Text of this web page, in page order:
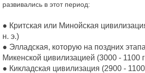
развивались в этот период:
● Критская или Минойская
н. э.)
● Элладская, которую на поздних
Микенской цивилизацией (3000 - 1100
● Кикладская цивилизация (2900 - 1100